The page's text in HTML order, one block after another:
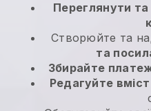
Переглянути
Створюйте та
та
Збирайте
Редагуйте вміст